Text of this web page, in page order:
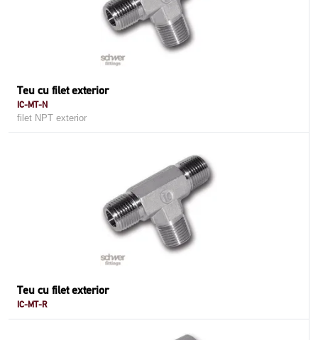
Teu cu filet exterior
IC-MT-N
filet NPT exterior
Teu cu filet exterior
IC-MT-R